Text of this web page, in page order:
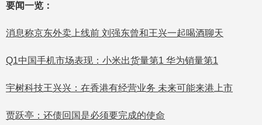
要闻一览：
消息称京东外卖上线前 刘强东曾和王兴一起喝酒聊天
Q1中国手机市场表现：小米出货量第1 华为销量第1
宇树科技王兴兴：在香港有经营业务 未来可能来港上市
贾跃亭：还债回国是必须要完成的使命